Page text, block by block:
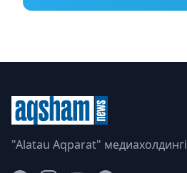
"Alatau Aqparat" медиахолдингі